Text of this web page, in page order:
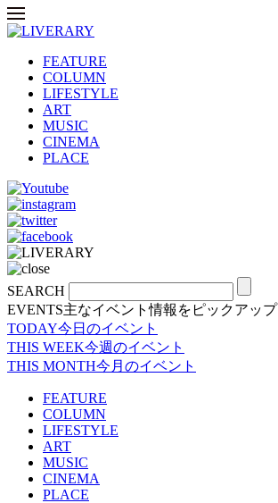
FEATURE
COLUMN
LIFESTYLE
ART
MUSIC
CINEMA
PLACE
SEARCH
EVENTS主なイベント情報をピックアップ
TODAY今日のイベント
THIS WEEK今週のイベント
THIS MONTH今月のイベント
FEATURE
COLUMN
LIFESTYLE
ART
MUSIC
CINEMA
PLACE